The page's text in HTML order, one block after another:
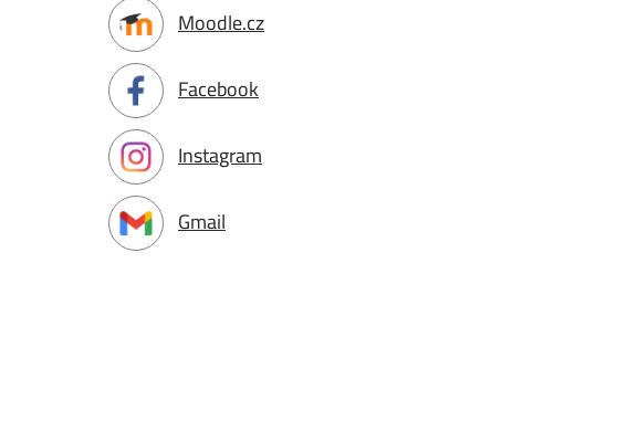
Moodle.cz
Facebook
Instagram
Gmail